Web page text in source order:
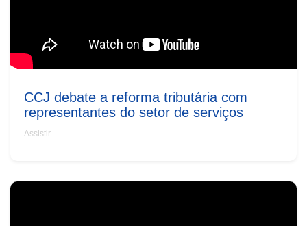
CCJ debate a reforma tributária com
representantes do setor de serviços
Assistir